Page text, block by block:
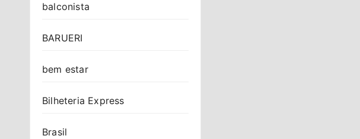
balconista
BARUERI
bem estar
Bilheteria Express
Brasil